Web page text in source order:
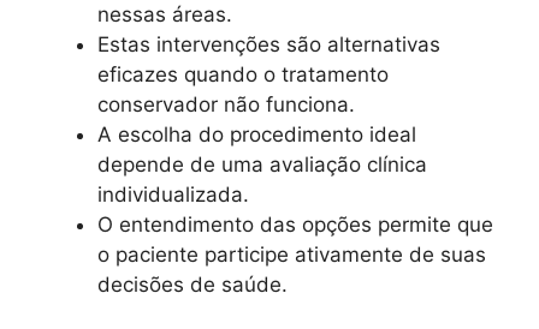
nessas áreas.
Estas intervenções são alternativas
eficazes quando o tratamento
conservador não funciona.
A escolha do procedimento ideal
depende de uma avaliação clínica
individualizada.
O entendimento das opções permite que
o paciente participe ativamente de suas
decisões de saúde.